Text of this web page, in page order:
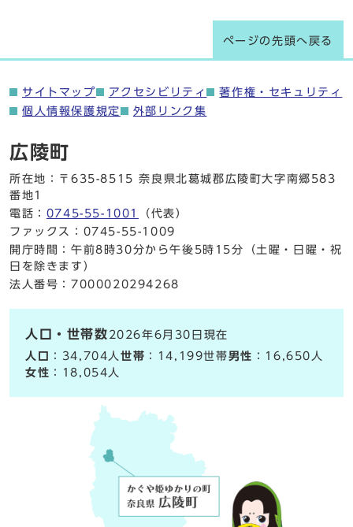
ページの先頭へ戻る
サイトマップ アクセシビリティ
著作権・セキュリティ
個人情報保護規定
外部リンク集
広陵町
所在地：〒635-8515 奈良県北葛城郡広陵町大字南郷583
番地1
電話： 0745-55-1001
（代表）
ファックス：0745-55-1009
開庁時間：午前8時30分から午後5時15分（土曜・日曜・祝
日を除きます）
法人番号：7000020294268
人口・世帯数 2026年6月30日現在
人口
：34,704人世帯 ：14,199世帯男性 ：16,650人
女性 ：18,054人